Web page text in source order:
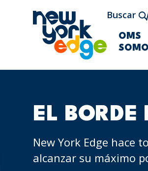
Buscar
OMS
EL BORDE
New York Edge hace
alcanzar su máximo